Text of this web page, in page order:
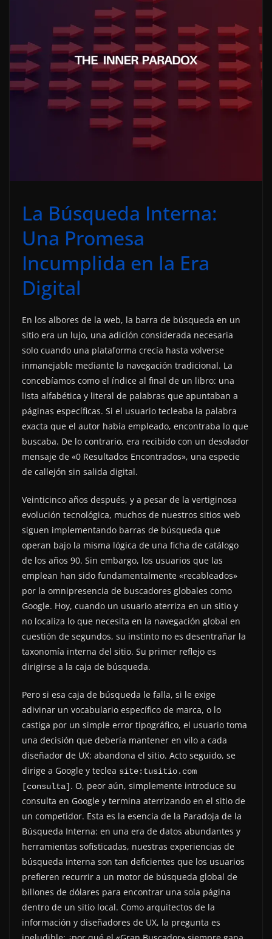
La Búsqueda Interna:
Una Promesa
Incumplida en la Era
Digital
En los albores de la web, la barra de búsqueda en un
sitio era un lujo, una adición considerada necesaria
solo cuando una plataforma crecía hasta volverse
inmanejable mediante la navegación tradicional. La
concebíamos como el índice al final de un libro: una
lista alfabética y literal de palabras que apuntaban a
páginas específicas. Si el usuario tecleaba la palabra
exacta que el autor había empleado, encontraba lo que
buscaba. De lo contrario, era recibido con un desolador
mensaje de «0 Resultados Encontrados», una especie
de callejón sin salida digital.
Veinticinco años después, y a pesar de la vertiginosa
evolución tecnológica, muchos de nuestros sitios web
siguen implementando barras de búsqueda que
operan bajo la misma lógica de una ficha de catálogo
de los años 90. Sin embargo, los usuarios que las
emplean han sido fundamentalmente «recableados»
por la omnipresencia de buscadores globales como
Google. Hoy, cuando un usuario aterriza en un sitio y
no localiza lo que necesita en la navegación global en
cuestión de segundos, su instinto no es desentrañar la
taxonomía interna del sitio. Su primer reflejo es
dirigirse a la caja de búsqueda.
Pero si esa caja de búsqueda le falla, si le exige
adivinar un vocabulario específico de marca, o lo
castiga por un simple error tipográfico, el usuario toma
una decisión que debería mantener en vilo a cada
diseñador de UX: abandona el sitio. Acto seguido, se
dirige a Google y teclea site:tusitio.com
[consulta] . O, peor aún, simplemente introduce su
consulta en Google y termina aterrizando en el sitio de
un competidor. Esta es la esencia de la Paradoja de la
Búsqueda Interna: en una era de datos abundantes y
herramientas sofisticadas, nuestras experiencias de
búsqueda interna son tan deficientes que los usuarios
prefieren recurrir a un motor de búsqueda global de
billones de dólares para encontrar una sola página
dentro de un sitio local. Como arquitectos de la
información y diseñadores de UX, la pregunta es